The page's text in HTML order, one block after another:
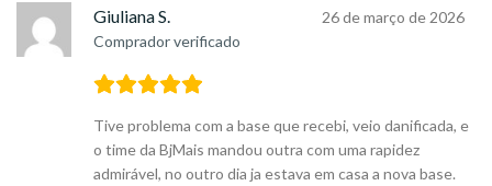
Giuliana S.
Comprador verificado
26 de março de 2026
Tive problema com a base que recebi, veio danificada, e
o time da BjMais mandou outra com uma rapidez
admirável, no outro dia ja estava em casa a nova base.